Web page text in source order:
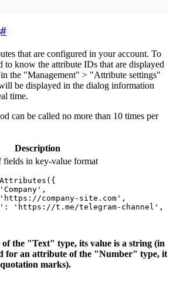
#
that are configured in your account. To
to know the attribute IDs that are displayed
the "Management" > "Attribute settings"
be displayed in the dialog information
time.
can be called no more than 10 times per
Description
fields in key-value format
company-site.com',
'https://t.me/telegram-channel',
the "Text" type, its value is a string (in
for an attribute of the "Number" type, it
marks).